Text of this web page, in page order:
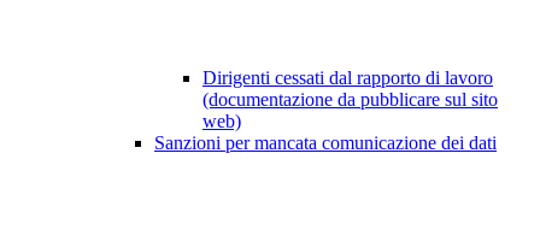
Dirigenti cessati dal rapporto di lavoro
(documentazione da pubblicare sul sito
web)
Sanzioni per mancata comunicazione dei dati